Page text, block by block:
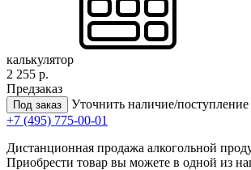
калькулятор
2 255 р.
Предзаказ
Под заказ
Уточнить наличие/поступление
+7 (495) 775-00-01
Дистанционная продажа алкогольной
Приобрести товар вы можете в одной из